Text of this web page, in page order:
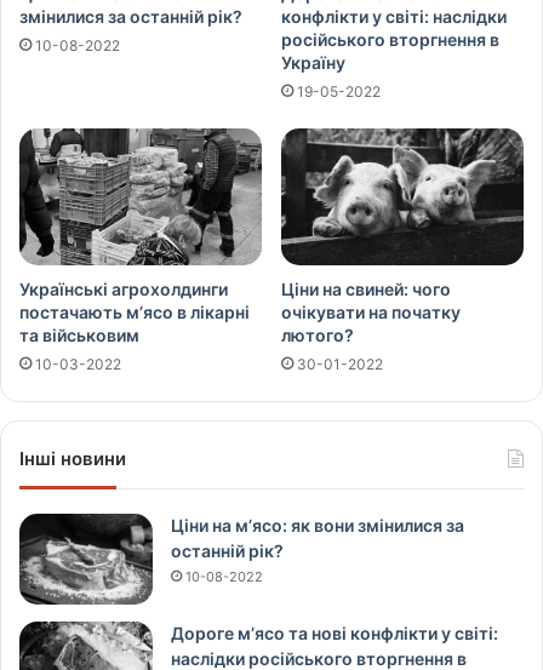
змінилися за останній рік?
10-08-2022
конфлікти у світі: наслідки
російського вторгнення в
Україну
19-05-2022
Українські агрохолдинги
постачають м’ясо в лікарні
та військовим
10-03-2022
Ціни на свиней: чого
очікувати на початку
лютого?
30-01-2022
Інші новини
Ціни на м’ясо: як вони змінилися за
останній рік?
10-08-2022
Дороге м’ясо та нові конфлікти у світі:
наслідки російського вторгнення в